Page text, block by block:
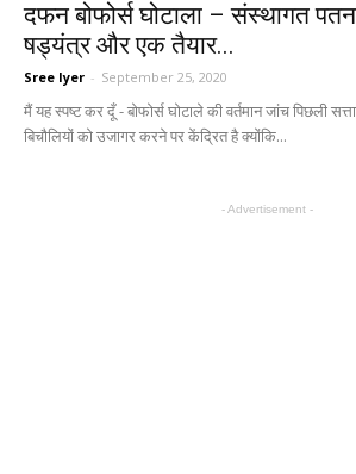
दफन बोफोर्स घोटाला – संस्थागत
षड्यंत्र और एक तैयार...
Sree Iyer - September 25, 2020
मैं यह स्पष्ट कर दूँ - बोफोर्स घोटाले की वर्तमान जांच पिछली
बिचौलियों को उजागर करने पर केंद्रित है क्योंकि...
- Advertisement -